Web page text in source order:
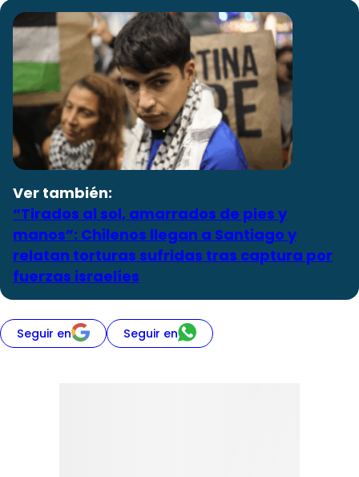
Ver también:
“Tirados al sol, amarrados de pies y
manos”: Chilenos llegan a Santiago y
relatan torturas sufridas tras captura por
fuerzas israelíes
Seguir en Seguir en